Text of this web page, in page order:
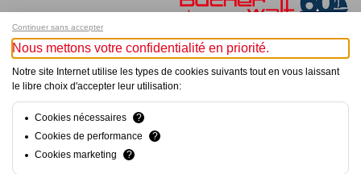
© Bucher+Walt 2011-2026
Tous droits réservés - Informations non contractuelles
hsolutions.ch
Continuer sans accepter
Nous mettons votre confidentialité en priorité.
Notre site Internet utilise les types de cookies suivants tout en vous laissant
le libre choix d'accepter leur utilisation:
Cookies nécessaires
?
Cookies de performance
?
Cookies marketing
?